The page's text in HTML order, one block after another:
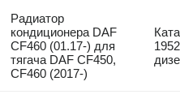
Радиатор
кондиционера DAF
CF460 (01.17-) для
тягача DAF CF450,
CF460 (2017-)